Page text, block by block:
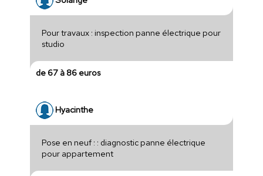
Pour travaux : inspection panne électrique pour
studio
de 67 à 86 euros
Hyacinthe
Pose en neuf : : diagnostic panne électrique
pour appartement